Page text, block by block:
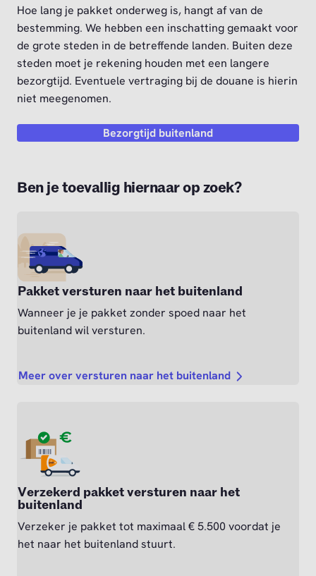
Hoe lang je pakket onderweg is, hangt af van de
bestemming. We hebben een inschatting gemaakt voor
de grote steden in de betreffende landen. Buiten deze
steden moet je rekening houden met een langere
bezorgtijd. Eventuele vertraging bij de douane is hierin
niet meegenomen.
Bezorgtijd buitenland
Ben je toevallig hiernaar op zoek?
Pakket versturen naar het buitenland
Wanneer je je pakket zonder spoed naar het
buitenland wil versturen.
Meer over versturen naar het buitenland
Verzekerd pakket versturen naar het
buitenland
Verzeker je pakket tot maximaal € 5.500 voordat je
het naar het buitenland stuurt.